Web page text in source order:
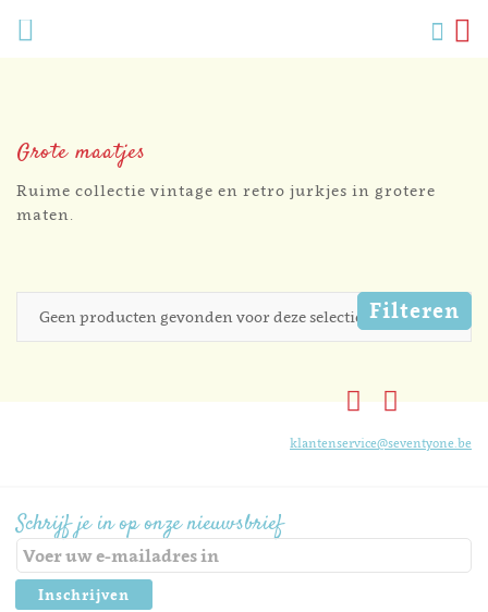
Zoek
Grote maatjes
Ruime collectie vintage en retro jurkjes in grotere
maten.
Geen producten gevonden voor deze selectie. Filteren
Schrijf je in op onze nieuwsbrief
Inschrijven
klantenservice@seventyone.be